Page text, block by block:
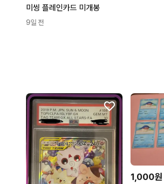
미씽 플레인카드 미개봉
9일 전
1,000원